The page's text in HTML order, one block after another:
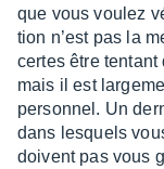
que vous voulez
tion n’est pas la
certes être
mais il est
person­nel. Un
dans lesquels
doivent pas vous